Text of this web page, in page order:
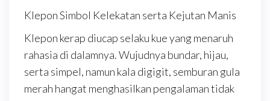
Klepon Simbol Kelekatan serta Kejutan Manis
Klepon kerap diucap selaku kue yang menaruh
rahasia di dalamnya. Wujudnya bundar, hijau,
serta simpel, namun kala digigit, semburan gula
merah hangat menghasilkan pengalaman tidak